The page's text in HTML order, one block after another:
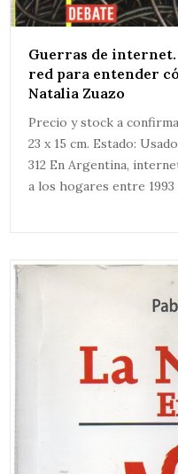
Guerras de
red para entender
Natalia Zuazo
Precio y stock a
23 x 15 cm. Estado:
312 En Argentina,
a los hogares entre